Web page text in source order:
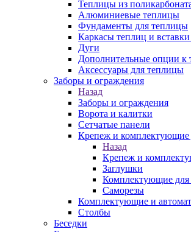
Теплицы из
Алюминиевые теплицы
Фундаменты для теплицы
Каркасы теплиц и
Дуги
Дополнительные опции к
Аксессуары для теплицы
Заборы и ограждения
Назад
Заборы и ограждения
Ворота и калитки
Сетчатые панели
Крепеж и комплектующие
Назад
Крепеж и
Заглушки
Комплектующие для
Саморезы
Комплектующие и
Столбы
Беседки